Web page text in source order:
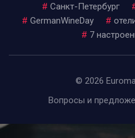
# Санкт-Петербург
# GermanWineDay #
# 7
© 2026
Вопросы и